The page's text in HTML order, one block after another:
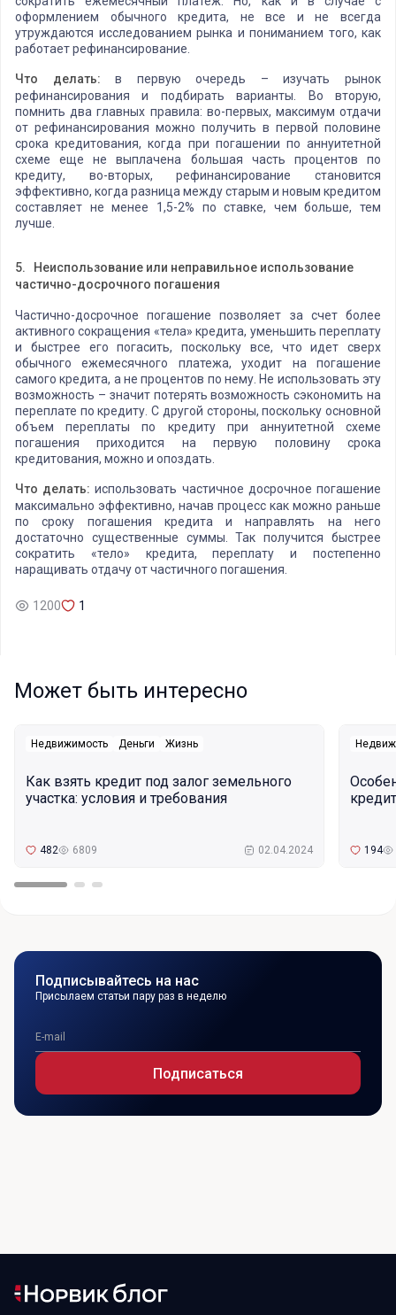
оформлением обычного кредита, не все и не всегда
утруждаются исследованием рынка и пониманием того, как
работает рефинансирование.
Что делать: в первую очередь – изучать рынок
рефинансирования и подбирать варианты. Во вторую,
помнить два главных правила: во-первых, максимум отдачи
от рефинансирования можно получить в первой половине
срока кредитования, когда при погашении по аннуитетной
схеме еще не выплачена большая часть процентов по
кредиту, во-вторых, рефинансирование становится
эффективно, когда разница между старым и новым кредитом
составляет не менее 1,5-2% по ставке, чем больше, тем
лучше.
5.
Неиспользование или неправильное использование
частично-досрочного погашения
Частично-досрочное погашение позволяет за счет более
активного сокращения «тела» кредита, уменьшить переплату
и быстрее его погасить, поскольку все, что идет сверх
обычного ежемесячного платежа, уходит на погашение
самого кредита, а не процентов по нему. Не использовать эту
возможность – значит потерять возможность сэкономить на
переплате по кредиту. С другой стороны, поскольку основной
объем переплаты по кредиту при аннуитетной схеме
погашения приходится на первую половину срока
кредитования, можно и опоздать.
Что делать:использовать частичное досрочное погашение
максимально эффективно, начав процесс как можно раньше
по сроку погашения кредита и направлять на него
достаточно существенные суммы. Так получится быстрее
сократить «тело» кредита, переплату и постепенно
наращивать отдачу от частичного погашения.
1200 1
Может быть интересно
Недвижимость Деньги Жизнь
Как взять кредит под залог земельного
участка: условия и требования
482 6809 02.04.2024 194
Подписывайтесь на нас
Присылаем статьи пару раз в неделю
Подписаться